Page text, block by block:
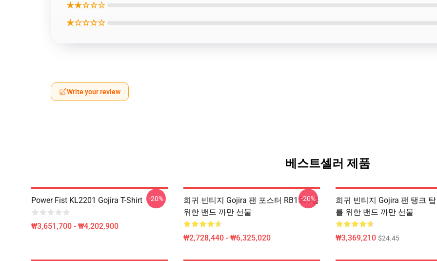
★★☆☆☆
★☆☆☆☆
Write your review
베스트셀러 제품
Power Fist KL2201 Gojira T-Shirt
₩3,651,700 - ₩4,202,900
-20%
희귀 빈티지 Gojira 팬 포스터 RB1509를
위한 밴드 까만 선물
₩2,728,440 - ₩6,325,020
-20%
희귀 빈티지 Gojira 팬 탱크
를 위한 밴드 까만 선물
₩3,369,210 $24.45